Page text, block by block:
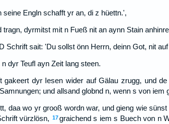
Engln schafft yr an, di z hüettn.',
tragn, dyrmitst mit n Fueß nit an aynn Stain
Schrift sait: 'Du sollst önn Herrn, deinn Got, nit
dyr Teufl ayn Zeit lang steen.
gakeert dyr Iesen wider auf Gälau zrugg, und
und allsand globnd n, wenn s von iem
daa wo yr grooß wordn war, und gieng wie
vürzlösn, 17 graichend s iem s Buech von n